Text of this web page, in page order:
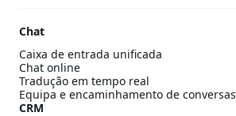
Chat
Caixa de entrada unificada
Chat online
Tradução em tempo real
Equipa e encaminhamento de conversas
CRM